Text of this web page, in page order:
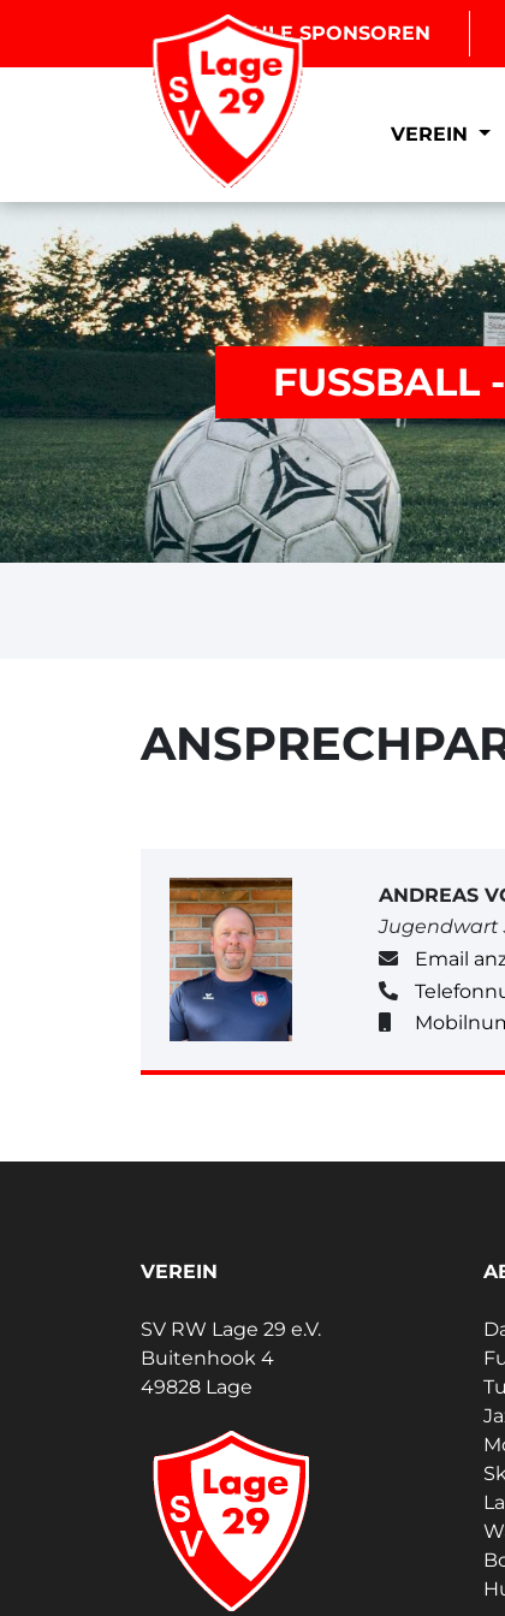
BOULE SPONSOREN
VEREIN
FUSSBALL
ANDREAS
Jugendwart
Email
VEREIN
SV RW Lage 29 e.V.
Buitenhook 4
49828 Lage